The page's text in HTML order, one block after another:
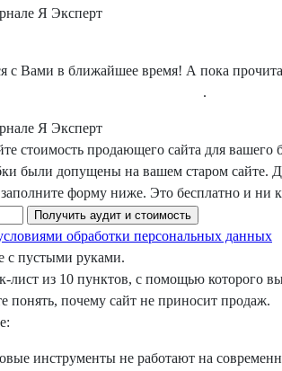
с Вами в ближайшее время! А пока
.
стоимость продающего сайта для вашего
были допущены на вашем старом сайте.
форму ниже. Это бесплатно и ни к
Получить аудит и стоимость
обработки персональных данных
с пустыми руками.
лист из 10 пунктов, с помощью которого
понять, почему сайт не приносит продаж.
инструменты не работают на